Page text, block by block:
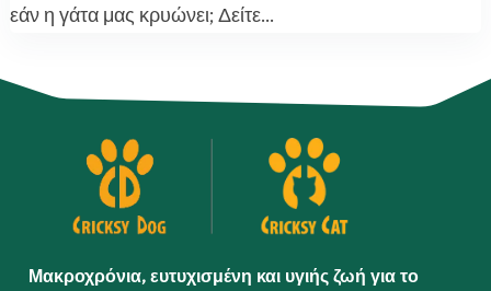
εάν η γάτα μας κρυώνει; Δείτε...
Μακροχρόνια, ευτυχισμένη και υγιής ζωή για το